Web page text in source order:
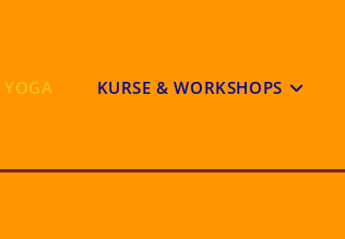
YOGA KURSE & WORKSHOPS